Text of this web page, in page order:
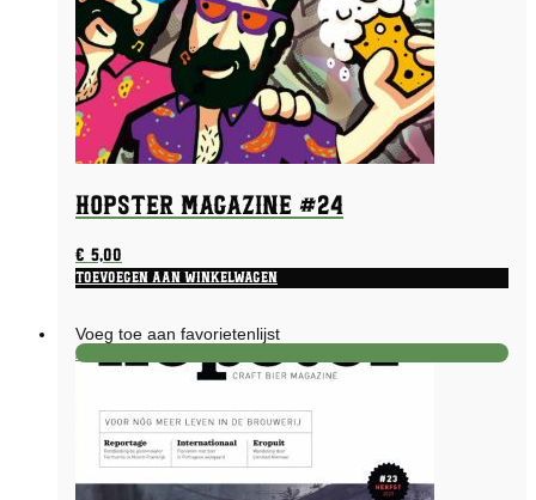
Hopster Magazine #24
€5,00
Toevoegen aan winkelwagen
Voeg toe aan favorietenlijst
Aanbieding!